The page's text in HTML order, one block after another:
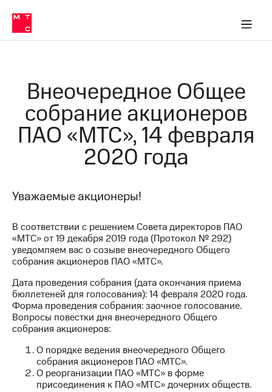
Медиа-центр
и акционерам
Устойчивое развитие
Комплаенс и деловая этика
компании
в МТС
История
компании
Руководство
региона
информация
Контакты
Медиа-центр
Пресс-
релизы
МТС
о технологиях
Достижения
Интервью
Финансовая
отчетность
Пресс-
релизы
МТС
о технологиях
Внеочередное Общее
собрание акционеров
ПАО «МТС», 14 февраля
2020 года
Уважаемые акционеры!
В соответствии с решением Совета директоров ПАО
«МТС» от 19 декабря 2019 года (Протокол № 292)
уведомляем вас о созыве внеочередного Общего
собрания акционеров ПАО «МТС».
Дата проведения собрания (дата окончания приема
бюллетеней для голосования): 14 февраля 2020 года.
Форма проведения собрания: заочное голосование.
Вопросы повестки дня внеочередного Общего
собрания акционеров:
О порядке ведения внеочередного Общего
собрания акционеров ПАО «МТС».
О реорганизации ПАО «МТС» в форме
присоединения к ПАО «МТС» дочерних обществ.